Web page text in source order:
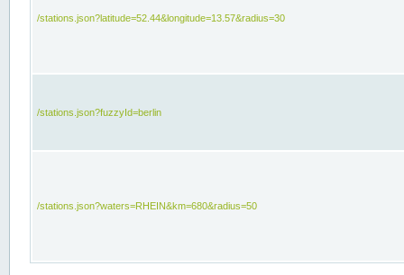
/stations.json?latitude=52.44&longitude=13.57&radius=30
/stations.json?fuzzyId=berlin
/stations.json?waters=RHEIN&km=680&radius=50